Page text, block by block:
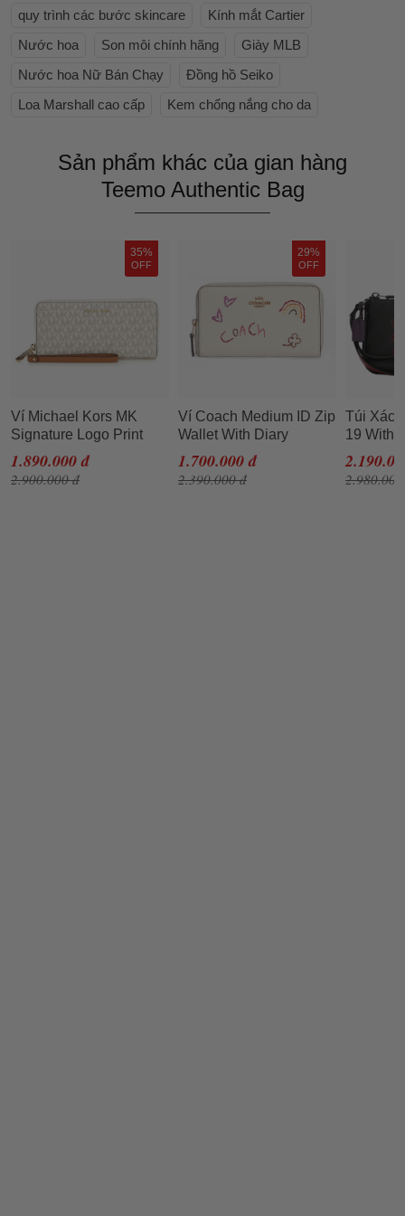
quy trình các bước skincare
Kính mắt Cartier
Nước hoa
Son môi chính hãng
Giày MLB
Nước hoa Nữ Bán Chạy
Đồng hồ Seiko
Loa Marshall cao cấp
Kem chống nắng cho da
Sản phẩm khác của gian hàng
Teemo Authentic Bag
35%
OFF
Ví Michael Kors MK
Signature Logo Print
Canvas Continental
Travel Wallet Vanilla
Màu Trắng
1.890.000 đ
2.900.000 đ
29%
OFF
Ví Coach Medium ID Zip
Wallet With Diary
Embroidery Màu Trắng
1.700.000 đ
2.390.000 đ
Túi
19 With